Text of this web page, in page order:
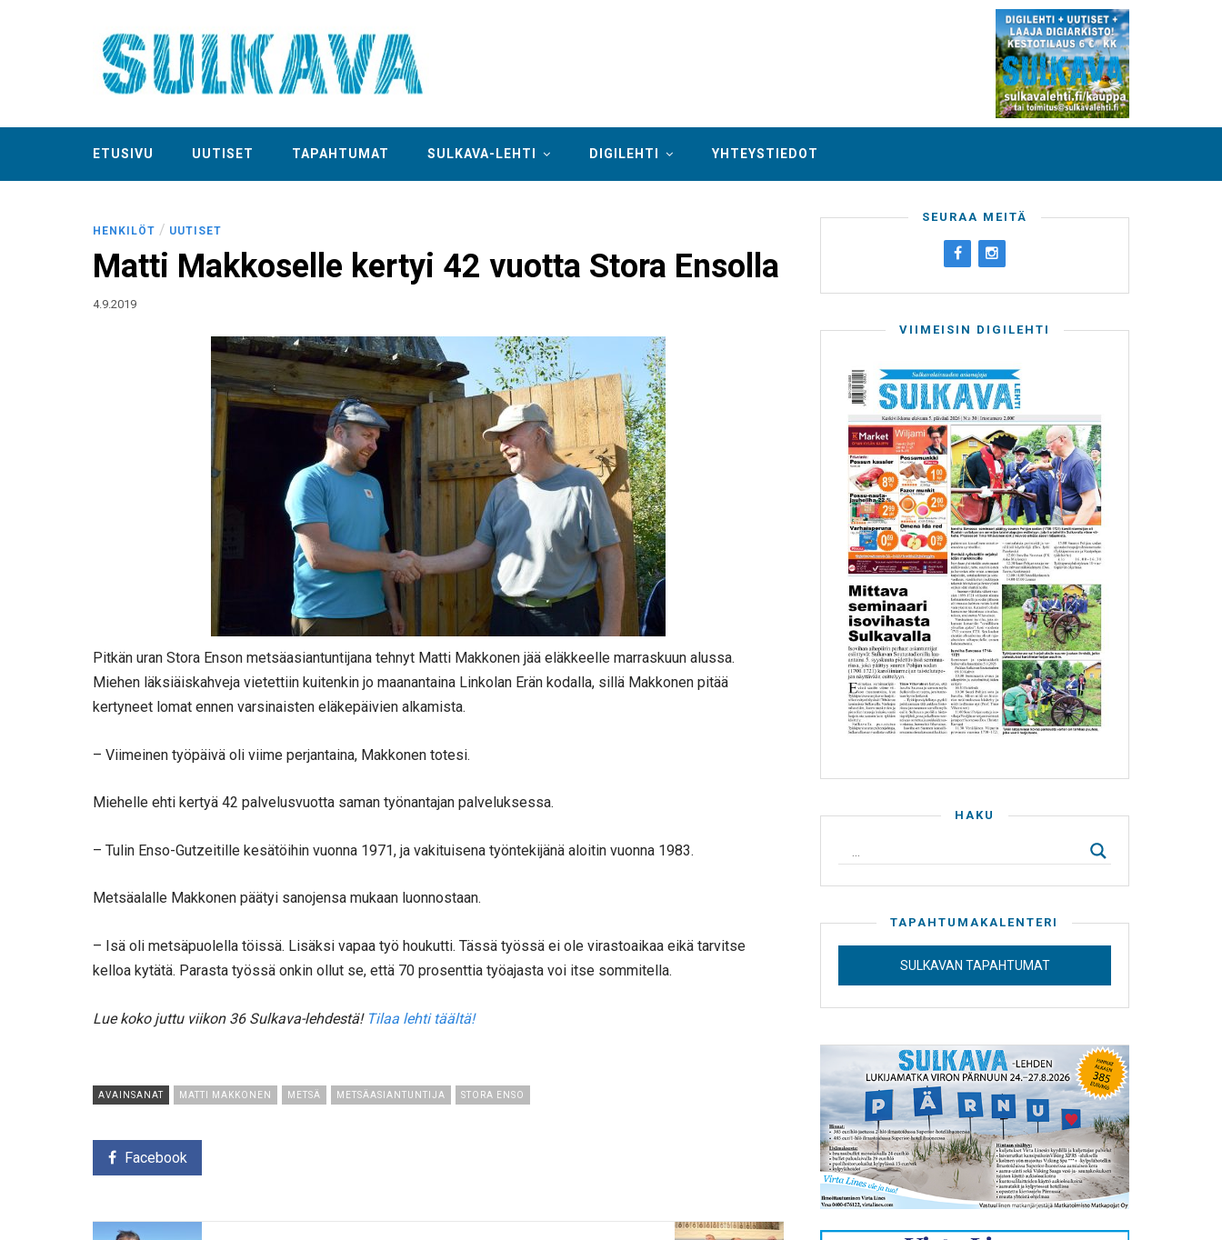
ETUSIVU UUTISET TAPAHTUMAT SULKAVA-LEHTI DIGILEHTI YHTEYSTIEDOT
HENKILÖT / UUTISET
Matti Makkoselle kertyi 42 vuotta Stora Ensolla
4.9.2019
Pitkän uran Stora Enson metsäasiantuntijana tehnyt Matti Makkonen jää eläkkeelle marraskuun alussa.
Miehen läksiäiskahveja vietettiin kuitenkin jo maanantaina Linkolan Erän kodalla, sillä Makkonen pitää
kertyneet lomat ennen varsinaisten eläkepäivien alkamista.
– Viimeinen työpäivä oli viime perjantaina, Makkonen totesi.
Miehelle ehti kertyä 42 palvelusvuotta saman työnantajan palveluksessa.
– Tulin Enso-Gutzeitille kesätöihin vuonna 1971, ja vakituisena työntekijänä aloitin vuonna 1983.
Metsäalalle Makkonen päätyi sanojensa mukaan luonnostaan.
– Isä oli metsäpuolella töissä. Lisäksi vapaa työ houkutti. Tässä työssä ei ole virastoaikaa eikä tarvitse
kelloa kytätä. Parasta työssä onkin ollut se, että 70 prosenttia työajasta voi itse sommitella.
Lue koko juttu viikon 36 Sulkava-lehdestä! Tilaa lehti täältä!
AVAINSANAT MATTI MAKKONEN METSÄ METSÄASIANTUNTIJA STORA ENSO
Facebook
SEURAA MEITÄ
VIIMEISIN DIGILEHTI
HAKU
TAPAHTUMAKALENTERI
SULKAVAN TAPAHTUMAT